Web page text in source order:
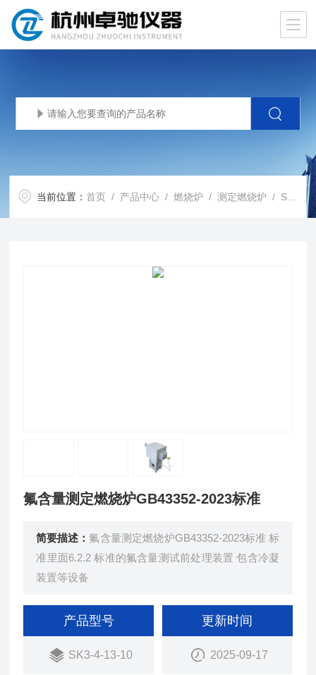
当前位置：首页 / 产品中心 /燃烧炉 /测定燃烧炉 / SK3-4-13-10氟含量测定燃烧炉GB43352-2023标准
氟含量测定燃烧炉GB43352-2023标准
简要描述：氟含量测定燃烧炉GB43352-2023标准 标
准里面6.2.2 标准的氟含量测试前处理装置 包含冷凝
装置等设备
产品型号
SK3-4-13-10
更新时间
2025-09-17